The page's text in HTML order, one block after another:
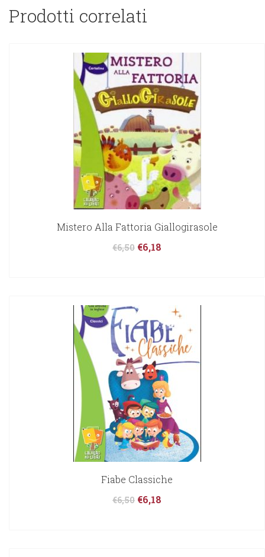
Prodotti correlati
Mistero Alla Fattoria Giallogirasole
€6,50 €6,18
Fiabe Classiche
€6,50 €6,18